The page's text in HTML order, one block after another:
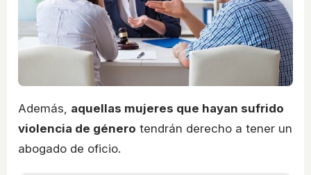
Además, aquellas mujeres que hayan sufrido
violencia de género tendrán derecho a tener un
abogado de oficio.